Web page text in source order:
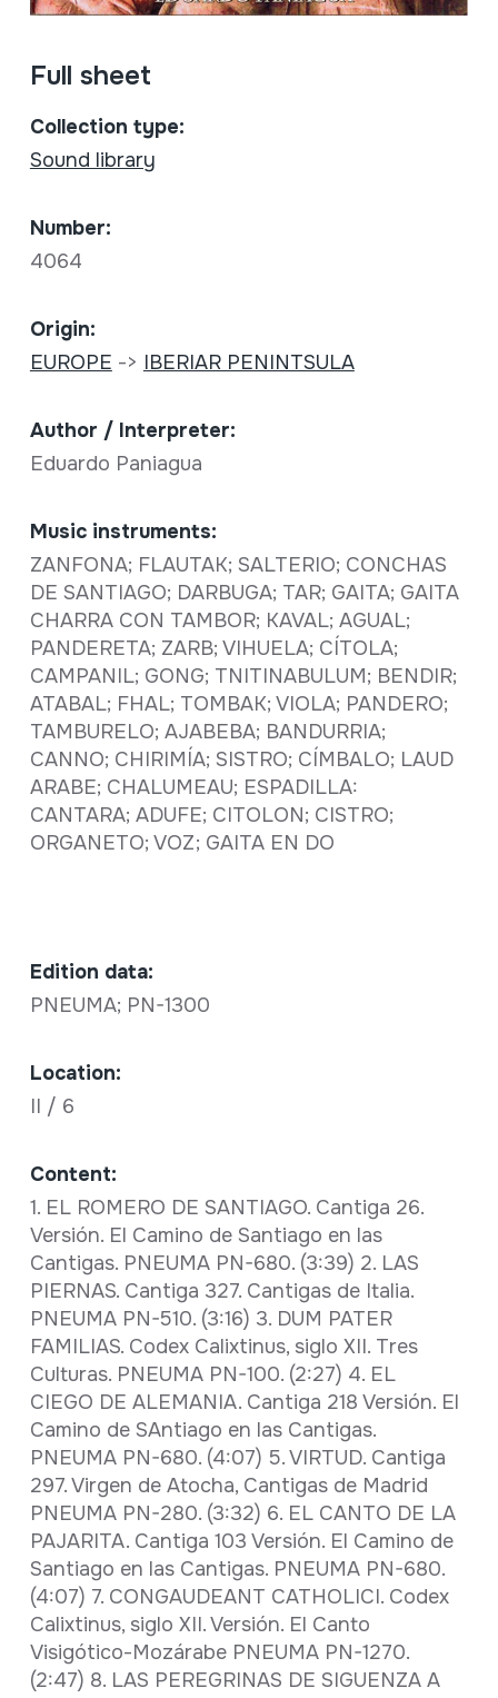
Full sheet
Collection type:
Sound library
Number:
4064
Origin:
EUROPE -> IBERIAR PENINTSULA
Author / Interpreter:
Eduardo Paniagua
Music instruments:
ZANFONA; FLAUTAK; SALTERIO; CONCHAS
DE SANTIAGO; DARBUGA; TAR; GAITA; GAITA
CHARRA CON TAMBOR; KAVAL; AGUAL;
PANDERETA; ZARB; VIHUELA; CÍTOLA;
CAMPANIL; GONG; TNITINABULUM; BENDIR;
ATABAL; FHAL; TOMBAK; VIOLA; PANDERO;
TAMBURELO; AJABEBA; BANDURRIA;
CANNO; CHIRIMÍA; SISTRO; CÍMBALO; LAUD
ARABE; CHALUMEAU; ESPADILLA:
CANTARA; ADUFE; CITOLON; CISTRO;
ORGANETO; VOZ; GAITA EN DO
Edition data:
PNEUMA; PN-1300
Location:
II / 6
Content:
1. EL ROMERO DE SANTIAGO. Cantiga 26.
Versión. El Camino de Santiago en las
Cantigas. PNEUMA PN-680. (3:39) 2. LAS
PIERNAS. Cantiga 327. Cantigas de Italia.
PNEUMA PN-510. (3:16) 3. DUM PATER
FAMILIAS. Codex Calixtinus, siglo XII. Tres
Culturas. PNEUMA PN-100. (2:27) 4. EL
CIEGO DE ALEMANIA. Cantiga 218 Versión. El
Camino de SAntiago en las Cantigas.
PNEUMA PN-680. (4:07) 5. VIRTUD. Cantiga
297. Virgen de Atocha, Cantigas de Madrid
PNEUMA PN-280. (3:32) 6. EL CANTO DE LA
PAJARITA. Cantiga 103 Versión. El Camino de
Santiago en las Cantigas. PNEUMA PN-680.
(4:07) 7. CONGAUDEANT CATHOLICI. Codex
Calixtinus, siglo XII. Versión. El Canto
Visigótico-Mozárabe PNEUMA PN-1270.
(2:47) 8. LAS PEREGRINAS DE SIGUENZA A